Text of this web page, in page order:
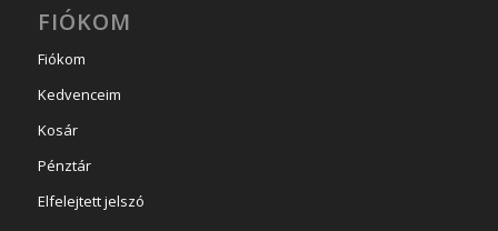
FIÓKOM
Fiókom
Kedvenceim
Kosár
Pénztár
Elfelejtett jelszó